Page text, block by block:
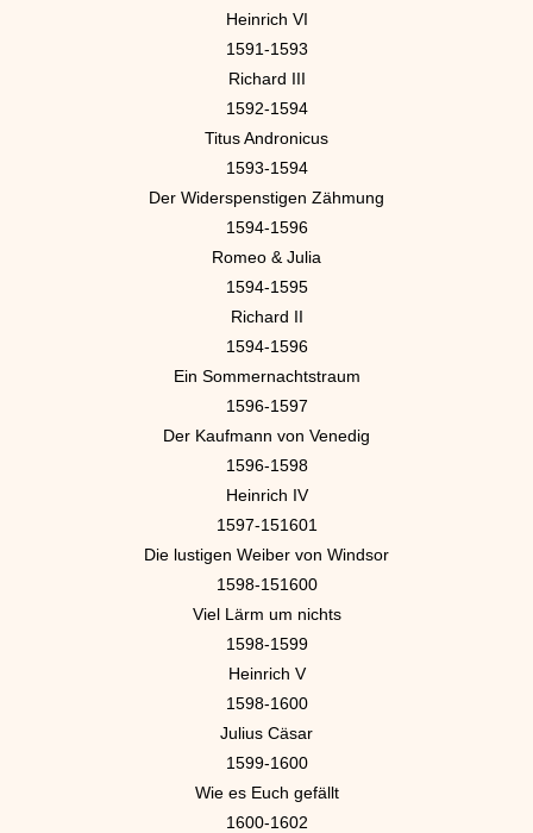
Heinrich VI
1591-1593
Richard III
1592-1594
Titus Andronicus
1593-1594
Der Widerspenstigen Zähmung
1594-1596
Romeo & Julia
1594-1595
Richard II
1594-1596
Ein Sommernachtstraum
1596-1597
Der Kaufmann von Venedig
1596-1598
Heinrich IV
1597-151601
Die lustigen Weiber von Windsor
1598-151600
Viel Lärm um nichts
1598-1599
Heinrich V
1598-1600
Julius Cäsar
1599-1600
Wie es Euch gefällt
1600-1602